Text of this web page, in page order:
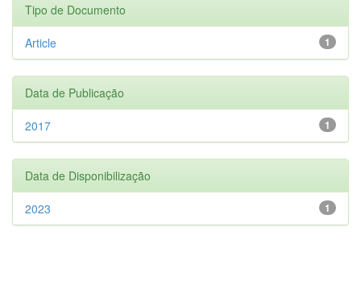
Tipo de Documento
1
Article
Data de Publicação
1
2017
Data de Disponibilização
1
2023